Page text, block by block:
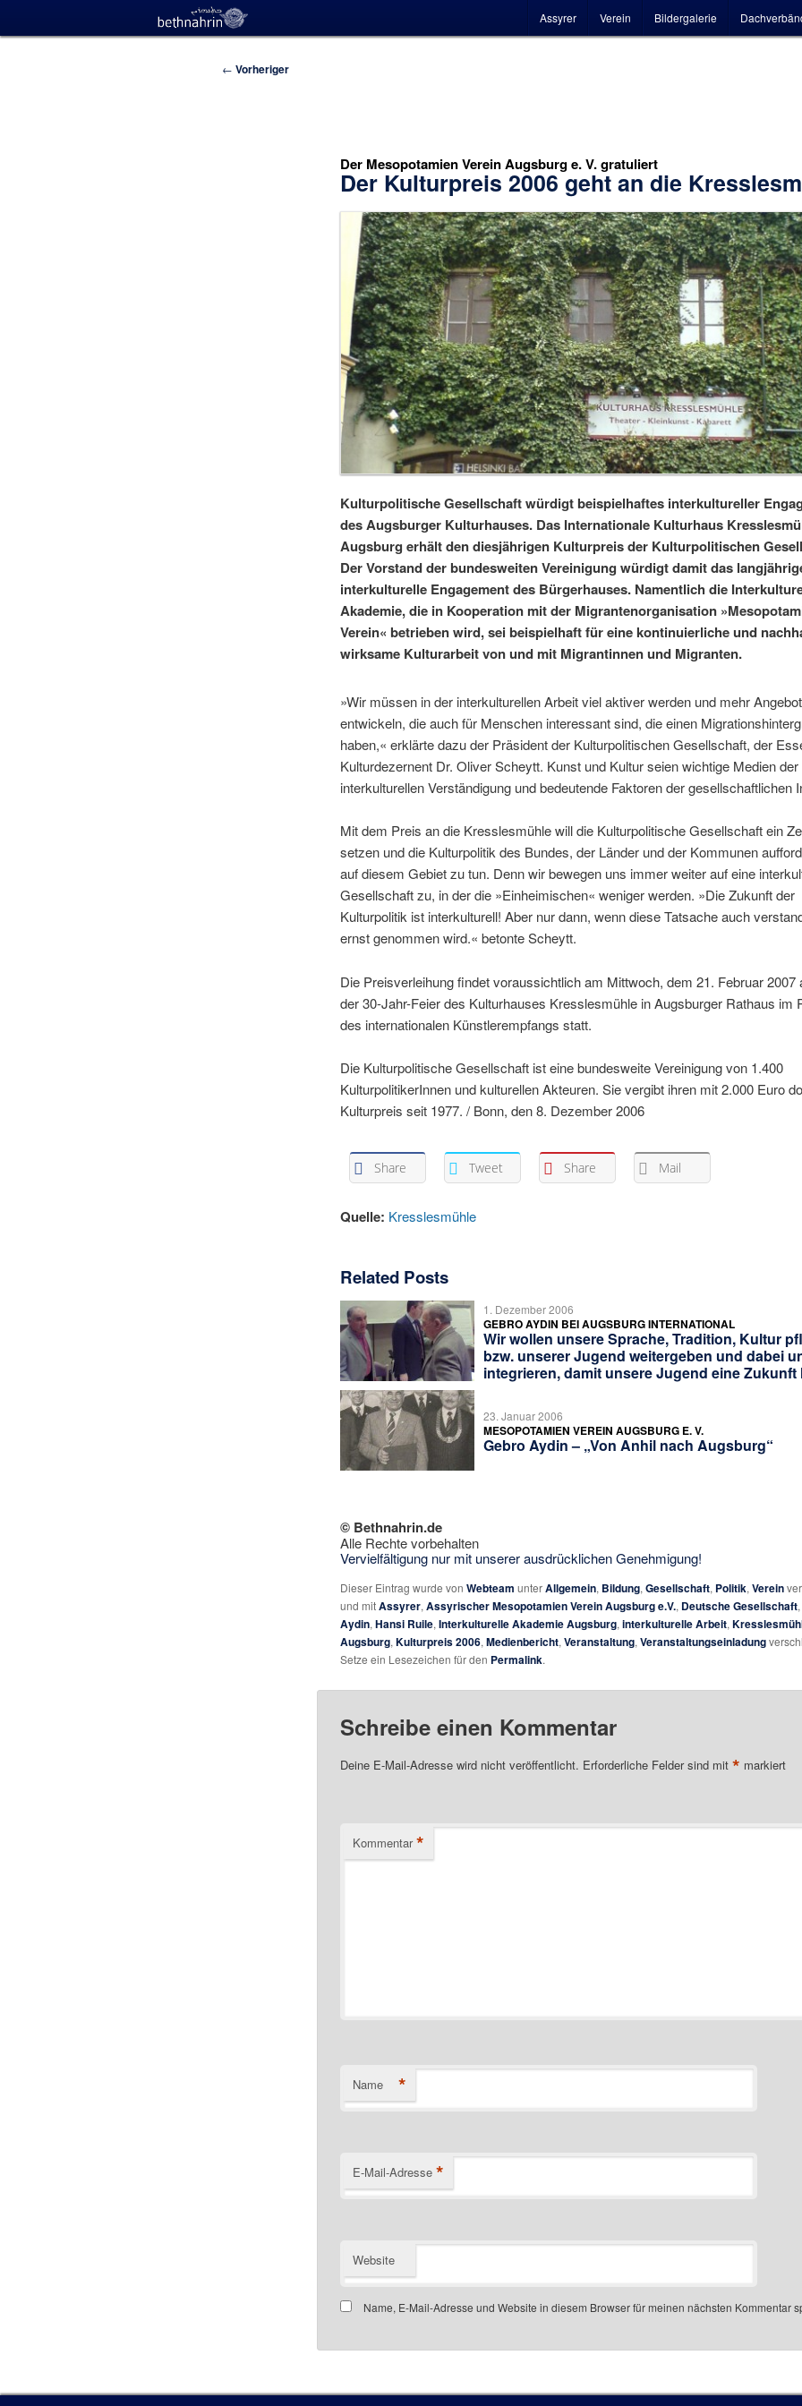
Hauptmenü
Assyrer Verein Bildergalerie
Beitragsnavigation
← Vorheriger
Der Mesopotamien Verein Augsburg e. V. gratuliert
Der Kulturpreis 2006 geht an die
Kulturpolitische Gesellschaft würdigt beispielhaftes interkultureller
des Augsburger Kulturhauses. Das Internationale Kulturhaus
Augsburg erhält den diesjährigen Kulturpreis der Kulturpolitischen
Der Vorstand der bundesweiten Vereinigung würdigt damit das
interkulturelle Engagement des Bürgerhauses. Namentlich die
Akademie, die in Kooperation mit der Migrantenorganisation
Verein« betrieben wird, sei beispielhaft für eine kontinuierliche und
wirksame Kulturarbeit von und mit Migrantinnen und Migranten.
»Wir müssen in der interkulturellen Arbeit viel aktiver werden und mehr
entwickeln, die auch für Menschen interessant sind, die einen
haben,« erklärte dazu der Präsident der Kulturpolitischen Gesellschaft, der
Kulturdezernent Dr. Oliver Scheytt. Kunst und Kultur seien wichtige Medien der
interkulturellen Verständigung und bedeutende Faktoren der gesellschaftlichen
Mit dem Preis an die Kresslesmühle will die Kulturpolitische Gesellschaft ein
setzen und die Kulturpolitik des Bundes, der Länder und der Kommunen
auf diesem Gebiet zu tun. Denn wir bewegen uns immer weiter auf eine
Gesellschaft zu, in der die »Einheimischen« weniger werden. »Die Zukunft der
Kulturpolitik ist interkulturell! Aber nur dann, wenn diese Tatsache auch
ernst genommen wird.« betonte Scheytt.
Die Preisverleihung findet voraussichtlich am Mittwoch, dem 21. Februar 2007
der 30-Jahr-Feier des Kulturhauses Kresslesmühle in Augsburger Rathaus im
des internationalen Künstlerempfangs statt.
Die Kulturpolitische Gesellschaft ist eine bundesweite Vereinigung von 1.400
KulturpolitikerInnen und kulturellen Akteuren. Sie vergibt ihren mit 2.000 Euro
Kulturpreis seit 1977. / Bonn, den 8. Dezember 2006
Share Tweet Share Mail
Quelle: Kresslesmühle
Related Posts
1. Dezember 2006
GEBRO AYDIN BEI AUGSBURG INTERNATIONAL
Wir wollen unsere Sprache, Tradition, Kultur
bzw. unserer Jugend weitergeben und dabei
integrieren, damit unsere Jugend eine Zukunft
23. Januar 2006
MESOPOTAMIEN VEREIN AUGSBURG E. V.
Gebro Aydin – „Von Anhil nach Augsburg“
© Bethnahrin.de
Alle Rechte vorbehalten
Vervielfältigung nur mit unserer ausdrücklichen Genehmigung!
Dieser Eintrag wurde von Webteam unterAllgemein, Bildung, Gesellschaft, Politik, Verein
und mitAssyrer, Assyrischer Mesopotamien Verein Augsburg e.V., Deutsche Gesellschaft,
Aydin, Hansi Ruile, Interkulturelle Akademie Augsburg, interkulturelle Arbeit,
Augsburg, Kulturpreis 2006, Medienbericht, Veranstaltung, Veranstaltungseinladung
Setze ein Lesezeichen für den Permalink.
Schreibe einen Kommentar
Deine E-Mail-Adresse wird nicht veröffentlicht. Erforderliche Felder sind mit * markiert
Kommentar *
Name *
E-Mail-Adresse *
Website
Name, E-Mail-Adresse und Website in diesem Browser für meinen nächsten Kommentar